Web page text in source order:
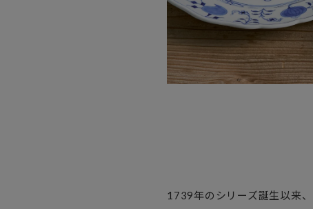
1739年のシリーズ誕生以来